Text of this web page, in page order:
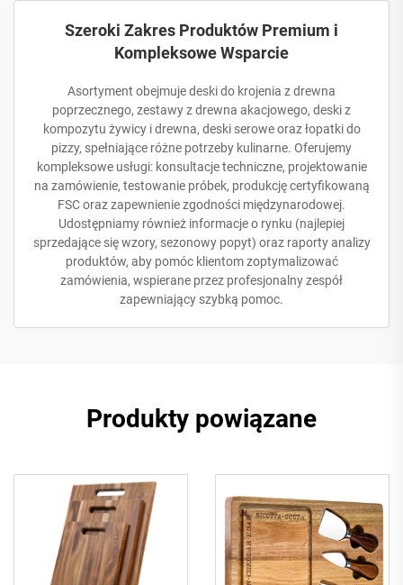
Szeroki Zakres Produktów Premium i
Kompleksowe Wsparcie
Asortyment obejmuje deski do krojenia z drewna
poprzecznego, zestawy z drewna akacjowego, deski z
kompozytu żywicy i drewna, deski serowe oraz łopatki do
pizzy, spełniające różne potrzeby kulinarne. Oferujemy
kompleksowe usługi: konsultacje techniczne, projektowanie
na zamówienie, testowanie próbek, produkcję certyfikowaną
FSC oraz zapewnienie zgodności międzynarodowej.
Udostępniamy również informacje o rynku (najlepiej
sprzedające się wzory, sezonowy popyt) oraz raporty analizy
produktów, aby pomóc klientom zoptymalizować
zamówienia, wspierane przez profesjonalny zespół
zapewniający szybką pomoc.
Produkty powiązane